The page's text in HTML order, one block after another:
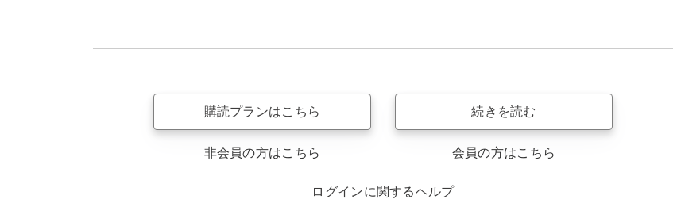
購読プランはこちら
非会員の方はこちら
続きを読む
会員の方はこちら
ログインに関するヘルプ